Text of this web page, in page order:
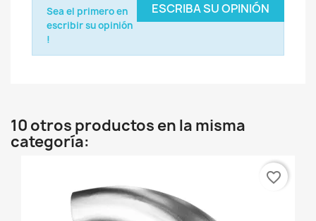
ESCRIBA SU OPINIÓN
Sea el primero en
escribir su opinión
!
10 otros productos en la misma
categoría:
favorite_border